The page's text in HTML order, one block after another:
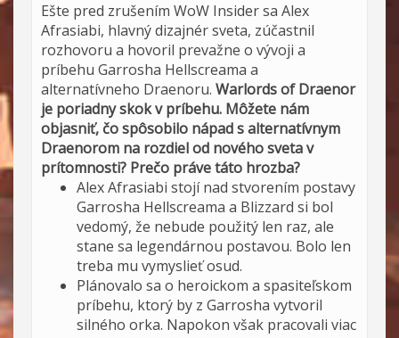
Ešte pred zrušením WoW Insider sa Alex
Afrasiabi, hlavný dizajnér sveta, zúčastnil
rozhovoru a hovoril prevažne o vývoji a
príbehu Garrosha Hellscreama a
alternatívneho Draenoru. Warlords of Draenor
je poriadny skok v príbehu. Môžete nám
objasniť, čo spôsobilo nápad s alternatívnym
Draenorom na rozdiel od nového sveta v
prítomnosti? Prečo práve táto hrozba?
Alex Afrasiabi stojí nad stvorením postavy
Garrosha Hellscreama a Blizzard si bol
vedomý, že nebude použitý len raz, ale
stane sa legendárnou postavou. Bolo len
treba mu vymyslieť osud.
Plánovalo sa o heroickom a spasiteľskom
príbehu, ktorý by z Garrosha vytvoril
silného orka. Napokon však pracovali viac